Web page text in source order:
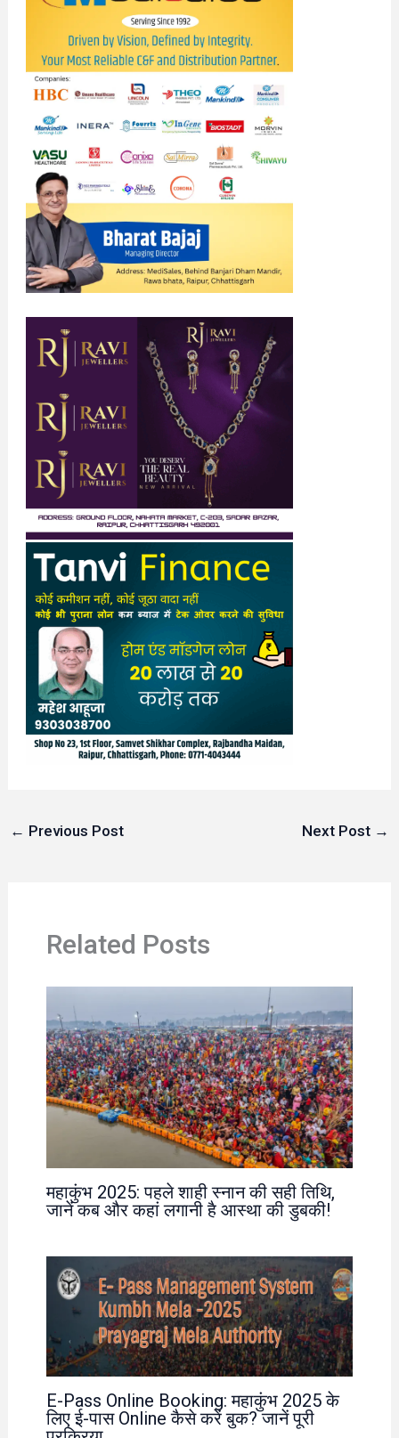
← Previous Post Next Post →
Related Posts
महाकुंभ 2025: पहले शाही स्नान की सही तिथि,
जानें कब और कहां लगानी है आस्था की डुबकी!
E-Pass Online Booking: महाकुंभ 2025 के
लिए ई-पास Online कैसे करें बुक? जानें पूरी